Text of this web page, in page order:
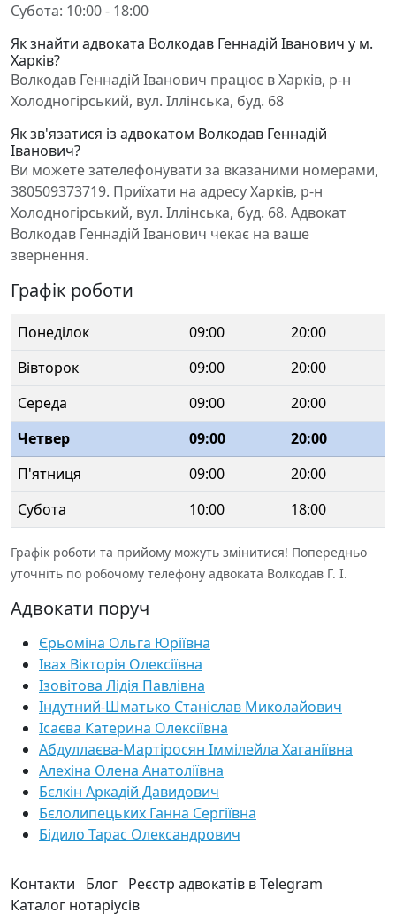
Субота: 10:00 - 18:00
Як знайти адвоката Волкодав Геннадій Іванович у м.
Харків?
Волкодав Геннадій Іванович працює в Харків, р-н
Холодногірський, вул. Іллінська, буд. 68
Як зв'язатися із адвокатом Волкодав Геннадій
Іванович?
Ви можете зателефонувати за вказаними номерами,
380509373719. Приїхати на адресу Харків, р-н
Холодногірський, вул. Іллінська, буд. 68. Адвокат
Волкодав Геннадій Іванович чекає на ваше
звернення.
Графік роботи
Понеділок 09:00
20:00
Вівторок
09:00
20:00
Середа
09:00
20:00
Четвер
09:00
20:00
П'ятниця
09:00
20:00
Субота
10:00 18:00
Графік роботи та прийому можуть змінитися! Попередньо
уточніть по робочому телефону адвоката Волкодав Г. І.
Адвокати поруч
Єрьоміна Ольга Юріївна
Івах Вікторія Олексіївна
Ізовітова Лідія Павлівна
Індутний-Шматько Станіслав Миколайович
Ісаєва Катерина Олексіївна
Абдуллаєва-Мартіросян Іммілейла Хаганіївна
Алехіна Олена Анатоліївна
Бєлкін Аркадій Давидович
Бєлолипецьких Ганна Сергіївна
Бідило Тарас Олександрович
Контакти Блог Реєстр адвокатів в Telegram
Каталог нотаріусів